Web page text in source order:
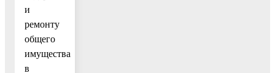
и
ремонту
общего
имущества
в